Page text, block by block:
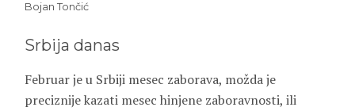
Bojan Tončić
Srbija danas
Februar je u Srbiji mesec zaborava, možda je
preciznije kazati mesec hinjene zaboravnosti, ili